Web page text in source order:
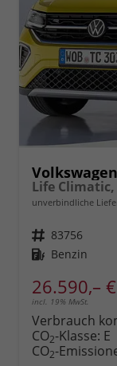
unverbindliche
Fahrzeugnr. 83756
Kraftstoff Benzin
26.590,– €
incl. 19% MwSt.
Verbrauch
CO2-Klasse: E
CO2-